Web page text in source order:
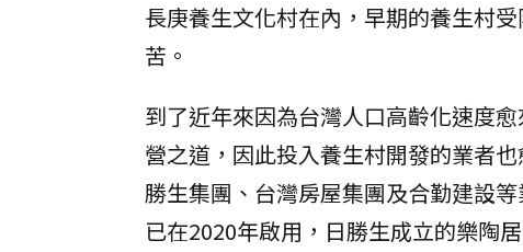
長庚養生文化村在內，早期的養生村
苦。
到了近年來因為台灣人口高齡化速度
營之道，因此投入養生村開發的業者
勝生集團、台灣房屋集團及合勤建設
已在2020年啟用，日勝生成立的樂陶